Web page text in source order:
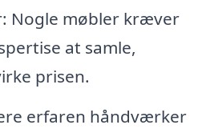
Nogle møbler kræver
at samle,
prisen.
erfaren håndværker